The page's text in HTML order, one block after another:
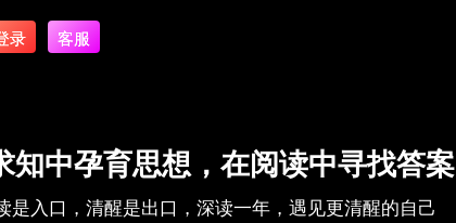
录 客服
知中孕育思想，在阅读中寻找答案
是入口，清醒是出口，深读一年，遇见更清醒的自己